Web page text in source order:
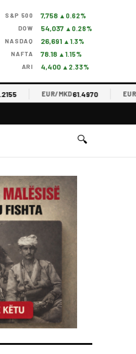
S&P 500 7,758 ▲0.62%
DOW 54,037 ▲0.28%
NASDAQ 26,691 ▲1.3%
NAFTA 78.18 ▲1.15%
ARI 4,400 ▲2.33%
EUR/MKD61.4970 EUR/
🔍